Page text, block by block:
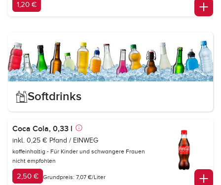
1,20 €
Softdrinks
Coca Cola, 0,33 l
inkl. 0,25 € Pfand / EINWEG
koffeinhaltig - Für Kinder und schwangere Frauen
nicht empfohlen
2,50 € Grundpreis: 7,07 €/Liter